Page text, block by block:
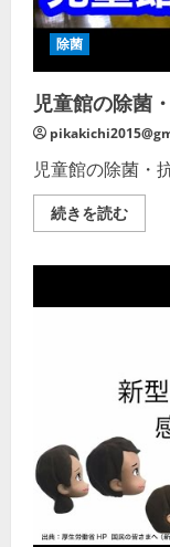
溶
液
成
法
（姫
路
市）
の
詳
細
を
覧
だ
除菌
児童館の除菌
児童館の除菌・
続きを読む児
童
抗
を
ご
だ
さ
い